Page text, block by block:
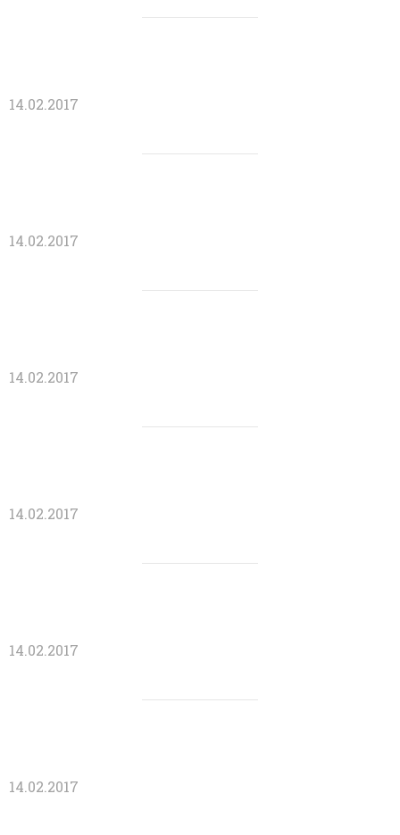
14.02.2017
14.02.2017
14.02.2017
14.02.2017
14.02.2017
14.02.2017